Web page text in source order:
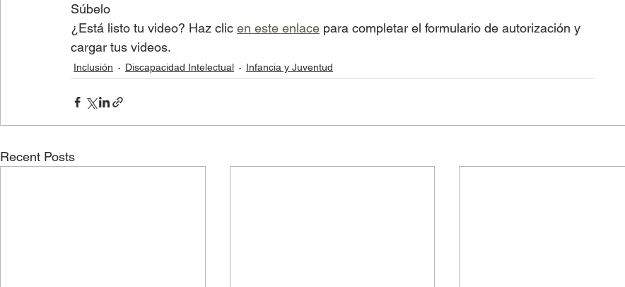
Súbelo
¿Está listo tu video? Haz clic en este enlace para completar el formulario de autorización y
cargar tus videos.
Inclusión Discapacidad Intelectual Infancia y Juventud
Recent Posts